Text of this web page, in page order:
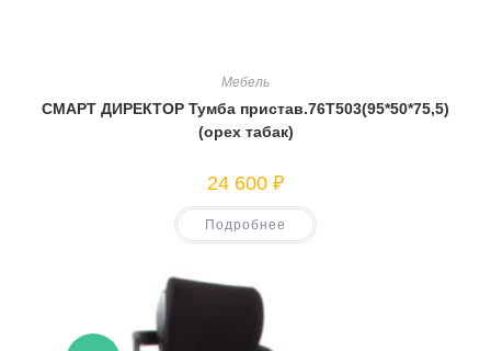
Мебель
СМАРТ ДИРЕКТОР Тумба пристав.76Т503(95*50*75,5)
(орех табак)
24 600 ₽
Подробнее